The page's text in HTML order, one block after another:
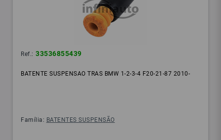
Ref.: 33536855439
BATENTE SUSPENSAO TRAS BMW 1-2-3-4 F20-21-87 2010-
Família: BATENTES SUSPENSÃO